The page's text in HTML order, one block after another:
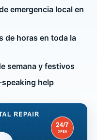
emergencia local en
de horas en toda la
semana y festivos
speaking help